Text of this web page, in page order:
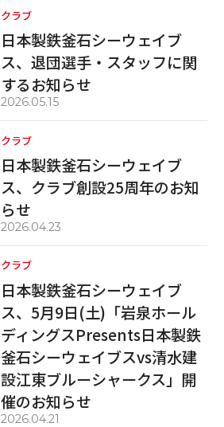
クラブ
日本製鉄釜石シーウェイブ
ス、退団選手・スタッフに関
するお知らせ
2026.05.15
クラブ
日本製鉄釜石シーウェイブ
ス、クラブ創設25周年のお知
らせ
2026.04.23
クラブ
日本製鉄釜石シーウェイブ
ス、5月9日(土)「岩泉ホール
ディングスPresents日本製鉄
釜石シーウェイブスvs清水建
設江東ブルーシャークス」開
催のお知らせ
2026.04.21